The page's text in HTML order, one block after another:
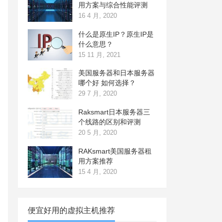
用方案与综合性能评测
16 4 月, 2020
什么是原生IP？原生IP是
什么意思？
15 11 月, 2021
美国服务器和日本服务器
哪个好 如何选择？
29 7 月, 2020
Raksmart日本服务器三
个线路的区别和评测
20 5 月, 2020
RAKsmart美国服务器租
用方案推荐
15 4 月, 2020
便宜好用的虚拟主机推荐